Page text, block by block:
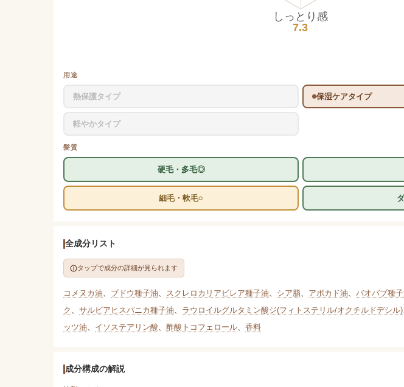
しっとり感
7.3
用途
熱保護タイプ 保湿ケアタイプ
軽やかタイプ
髪質
硬毛・多毛◎
細毛・軟毛○
全成分リスト
タップで成分の詳細が見られます
コメヌカ油、 ブドウ種子油、 スクレロカリアビレア種子油、 シア脂、 アボカド油、 バオバブ種
ク 、 サルビアヒスパニカ種子油、 ラウロイルグルタミン酸ジ(フィトステリル/オクチルドデシル)
ッツ油、 イソステアリン酸、 酢酸トコフェロール、 香料
成分構成の解説